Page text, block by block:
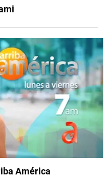
América